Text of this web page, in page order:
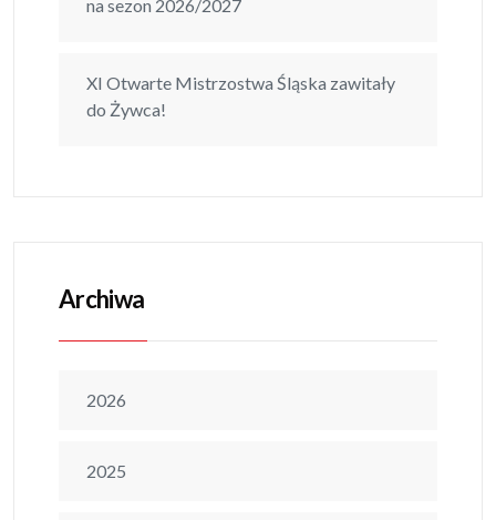
na sezon 2026/2027
XI Otwarte Mistrzostwa Śląska zawitały
do Żywca!
Archiwa
2026
2025